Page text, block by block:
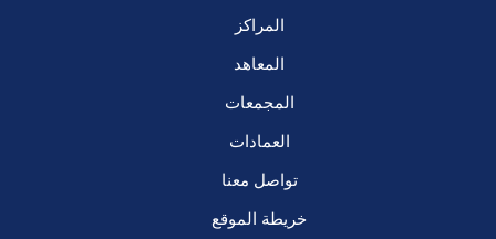
المراكز
المعاهد
المجمعات
العمادات
تواصل معنا
خريطة الموقع